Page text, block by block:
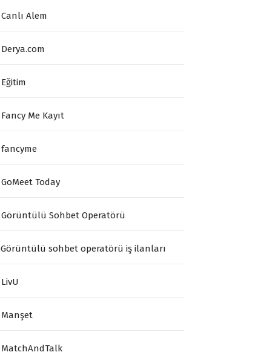
Canlı Alem
Derya.com
Eğitim
Fancy Me Kayıt
fancyme
GoMeet Today
Görüntülü Sohbet Operatörü
Görüntülü sohbet operatörü iş ilanları
LivU
Manşet
MatchAndTalk